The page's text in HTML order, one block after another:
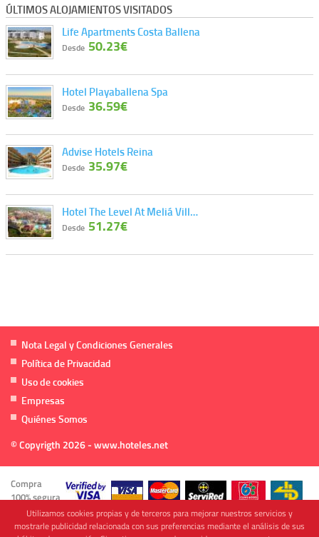
ÚLTIMOS ALOJAMIENTOS VISITADOS
Life Apartments Costa Ballena
Desde 50.23€
Hotel Playaballena Spa
Desde 36.59€
Advise Hotels Reina
Desde 35.97€
Hotel The Level At Meliá Vill…
Desde 51.27€
Nota Legal y Condiciones Generales
Política de Privacidad
Uso de cookies
Empresas
Quiénes Somos
© Copyrigth 2026 - www.hoteles.net
Compra
100% segura
Utilizamos cookies propias y de terceros para mejorar nuestros servicios y
mostrarle publicidad relacionada con sus preferencias mediante el análisis de sus